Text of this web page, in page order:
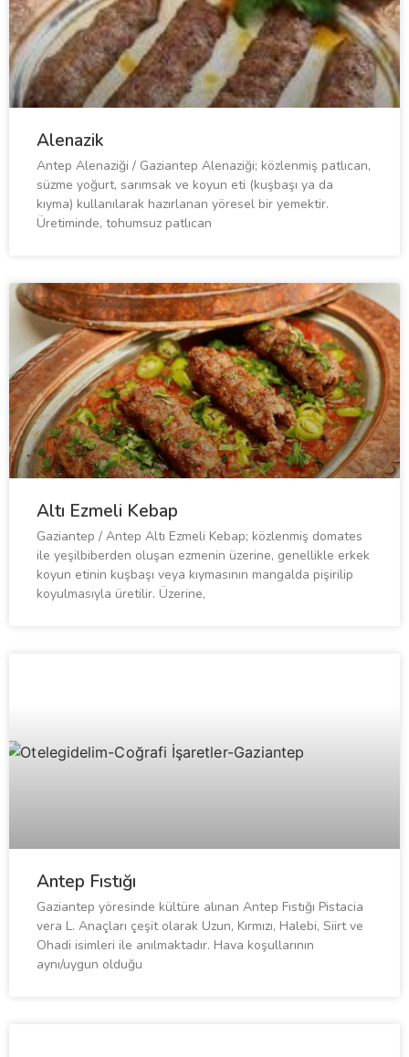
Alenazik
Antep Alenaziği / Gaziantep Alenaziği; közlenmiş patlıcan,
süzme yoğurt, sarımsak ve koyun eti (kuşbaşı ya da
kıyma) kullanılarak hazırlanan yöresel bir yemektir.
Üretiminde, tohumsuz patlıcan
Altı Ezmeli Kebap
Gaziantep / Antep Altı Ezmeli Kebap; közlenmiş domates
ile yeşilbiberden oluşan ezmenin üzerine, genellikle erkek
koyun etinin kuşbaşı veya kıymasının mangalda pişirilip
koyulmasıyla üretilir. Üzerine,
Antep Fıstığı
Gaziantep yöresinde kültüre alınan Antep Fıstığı Pistacia
vera L. Anaçları çeşit olarak Uzun, Kırmızı, Halebi, Siirt ve
Ohadi isimleri ile anılmaktadır. Hava koşullarının
aynı/uygun olduğu